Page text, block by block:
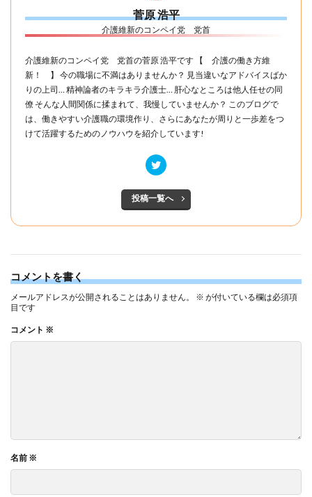
菅原 浩平
介護維新のコンペイ党 党首
介護維新のコンペイ党 党首の菅原 浩平です 【 介護の働き方維
新！ 】 今の職場に不満はありませんか？ 見当違いなアドバイスばか
りの上司… 精神論者のキラキラ介護士… 肝心なところは他人任せの同
僚 そんな人間関係に揉まれて、我慢していませんか？ このブログで
は、働きやすい介護職の環境作り、さらにあなたが周りと一歩差をつ
けて活躍するためのノウハウを紹介しています!
投稿一覧へ
コメントを書く
メールアドレスが公開されることはありません。 ※ が付いている欄は必須項
目です
コメント ※
名前 ※